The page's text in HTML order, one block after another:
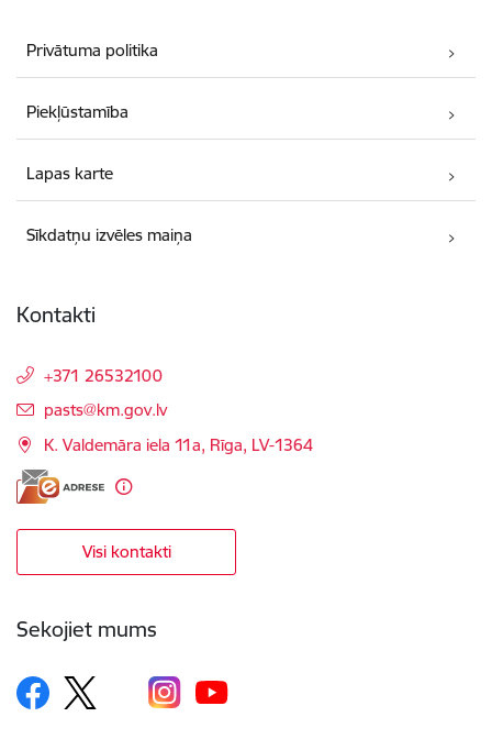
Privātuma politika
Piekļūstamība
Lapas karte
Sīkdatņu izvēles maiņa
Kontakti
+371 26532100
E-pasts:
pasts@km.gov.lv
K. Valdemāra iela 11a, Rīga, LV-1364
Visi kontakti
Sekojiet mums